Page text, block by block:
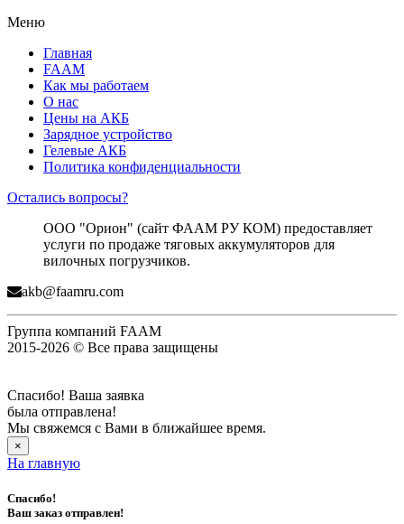
Меню
Главная
FAAM
Как мы работаем
О нас
Цены на АКБ
Зарядное устройство
Гелевые АКБ
Политика конфиденциальности
Остались вопросы?
ООО "Орион" (сайт ФААМ РУ КОМ) предоставляет
услуги по продаже тяговых аккумуляторов для
вилочных погрузчиков.
akb@faamru.com
Группа компаний FAAM
2015-2026 © Все права защищены
Спасибо! Ваша заявка
была отправлена!
Мы свяжемся с Вами в ближайшее время.
×
На главную
Спасибо!
Ваш заказ отправлен!